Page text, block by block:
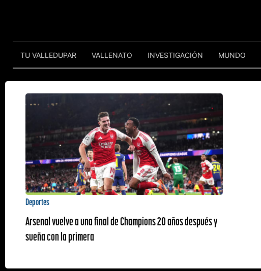
TU VALLEDUPAR VALLENATO INVESTIGACIÓN MUNDO
Deportes
Arsenal vuelve a una final de Champions 20 años después y
sueña con la primera